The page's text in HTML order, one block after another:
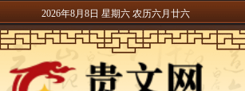
2026年8月8日 星期六 农历六月廿六